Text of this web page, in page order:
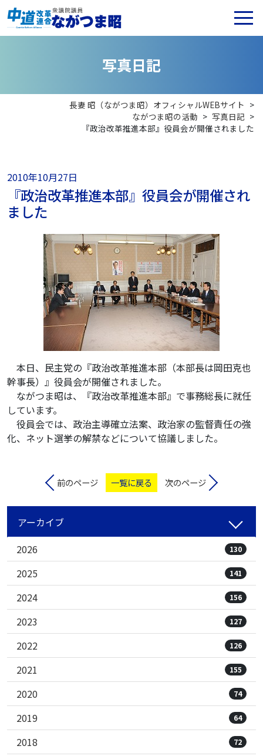
写真日記
長妻 昭（ながつま昭）オフィシャルWEBサイト >
ながつま昭の活動 > 写真日記 >
『政治改革推進本部』役員会が開催されました
2010年10月27日
『政治改革推進本部』役員会が開催され
ました
本日、民主党の『政治改革推進本部（本部長は岡田克也
幹事長）』役員会が開催されました。
ながつま昭は、『政治改革推進本部』で事務総長に就任
しています。
役員会では、政治主導確立法案、政治家の監督責任の強
化、ネット選挙の解禁などについて協議しました。
前のページ 一覧に戻る 次のページ
アーカイブ
2026
130
2025 141
2024 156
2023 127
2022 126
2021 155
2020 74
2019 64
2018 72